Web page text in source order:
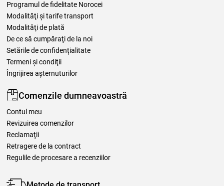
Programul de fidelitate Norocei
Modalităţi şi tarife transport
Modalităţi de plată
De ce să cumpăraţi de la noi
Setările de confidențialitate
Termeni şi condiţii
Îngrijirea așternuturilor
Comenzile dumneavoastră
Contul meu
Revizuirea comenzilor
Reclamaţii
Retragere de la contract
Regulile de procesare a recenziilor